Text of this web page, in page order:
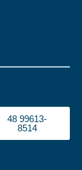
48 99613-
8514